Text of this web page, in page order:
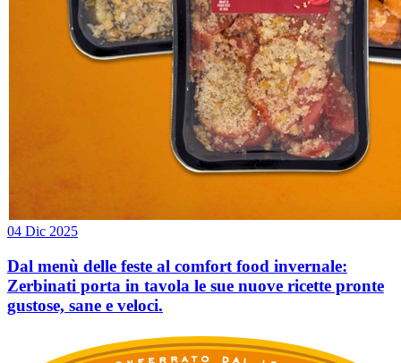
04 Dic 2025
Dal menù delle feste al comfort food invernale:
Zerbinati porta in tavola le sue nuove ricette pronte
gustose, sane e veloci.